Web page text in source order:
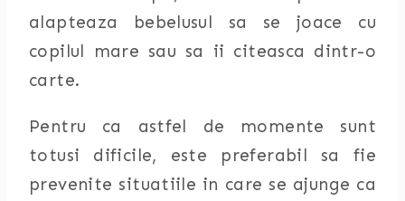
alapteaza bebelusul sa se joace cu
copilul mare sau sa ii citeasca dintr-o
carte.
Pentru ca astfel de momente sunt
totusi dificile, este preferabil sa fie
prevenite situatiile in care se ajunge ca